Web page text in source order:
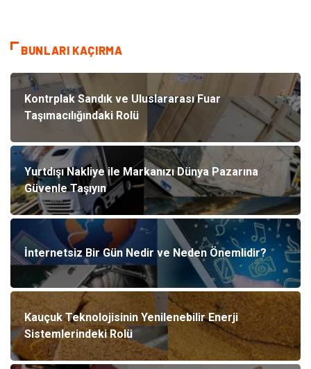
BUNLARI KAÇIRMA
Kontrplak Sandık ve Uluslararası Fuar
Taşımacılığındaki Rolü
Yurtdışı Nakliye ile Markanızı Dünya Pazarına
Güvenle Taşıyın
İnternetsiz Bir Gün Nedir ve Neden Önemlidir?
Kauçuk Teknolojisinin Yenilenebilir Enerji
Sistemlerindeki Rolü